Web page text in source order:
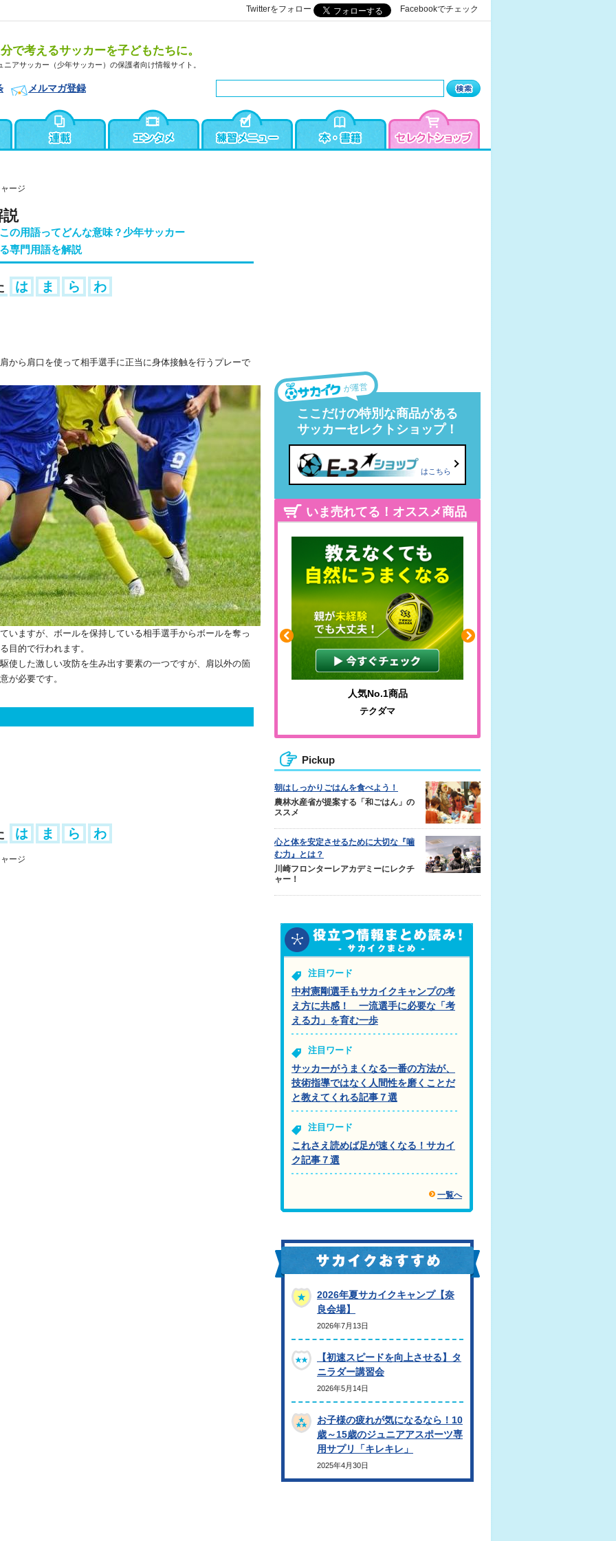
Twitterをフォロー Facebookでチェック
で考えるサッカーを子どもたちに。
ニアサッカー（少年サッカー）の保護者向け情報サイト。
メルマガ登録
ージ
説
の用語ってどんな意味？少年サッカー
専門用語を解説
は ま ら わ
から肩口を使って相手選手に正当に身体接触を行うプレーで
いますが、ボールを保持している相手選手からボールを奪っ
目的で行われます。
使した激しい攻防を生み出す要素の一つですが、肩以外の箇
が必要です。
は ま ら わ
ージ
が運営
ここだけの特別な商品がある
サッカーセレクトショップ！
はこちら
いま売れてる！オススメ商品
人気No.1商品
テクダマ
Pickup
朝はしっかりごはんを食べよう！
農林水産省が提案する「和ごはん」の
ススメ
心と体を安定させるために大切な『噛
む力』とは？
川崎フロンターレアカデミーにレクチ
ャー！
注目ワード
中村憲剛選手もサカイクキャンプの考
え方に共感！ 一流選手に必要な「考
える力」を育む一歩
注目ワード
サッカーがうまくなる一番の方法が、
技術指導ではなく人間性を磨くことだ
と教えてくれる記事７選
注目ワード
これさえ読めば足が速くなる！サカイ
ク記事７選
一覧へ
2026年夏サカイクキャンプ【奈
良会場】
2026年7月13日
【初速スピードを向上させる】タ
ニラダー講習会
2026年5月14日
お子様の疲れが気になるなら！10
歳～15歳のジュニアアスポーツ専
用サプリ「キレキレ」
2025年4月30日